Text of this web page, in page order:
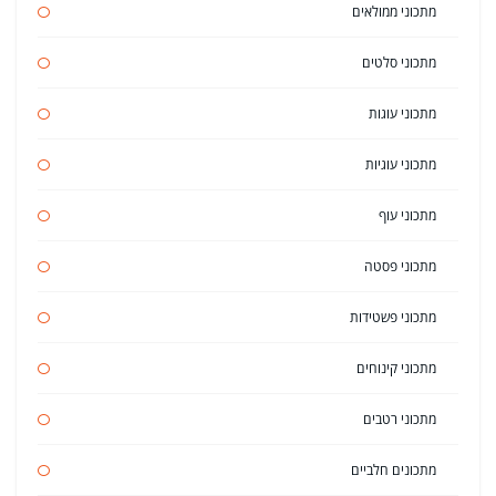
מתכוני ממולאים
מתכוני סלטים
מתכוני עוגות
מתכוני עוגיות
מתכוני עוף
מתכוני פסטה
מתכוני פשטידות
מתכוני קינוחים
מתכוני רטבים
מתכונים חלביים